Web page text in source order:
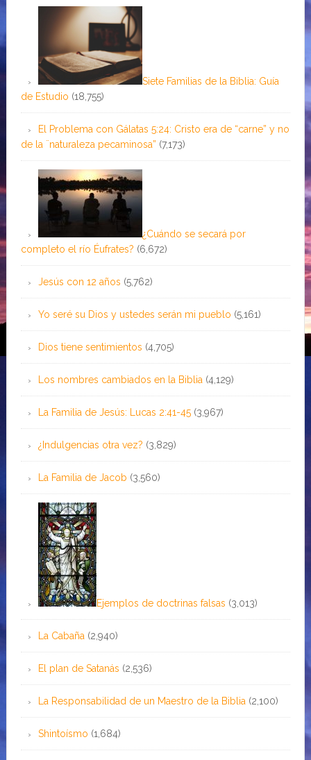
Siete Familias de la Biblia: Guía
de Estudio (18,755)
El Problema con Gálatas 5:24: Cristo era de “carne” y no
de la ¨naturaleza pecaminosa” (7,173)
¿Cuándo se secará por
completo el río Éufrates? (6,672)
Jesús con 12 años (5,762)
Yo seré su Dios y ustedes serán mi pueblo (5,161)
Dios tiene sentimientos (4,705)
Los nombres cambiados en la Biblia (4,129)
La Familia de Jesús: Lucas 2:41-45 (3,967)
¿Indulgencias otra vez? (3,829)
La Familia de Jacob (3,560)
Ejemplos de doctrinas falsas (3,013)
La Cabaña (2,940)
El plan de Satanás (2,536)
La Responsabilidad de un Maestro de la Biblia (2,100)
Shintoísmo (1,684)